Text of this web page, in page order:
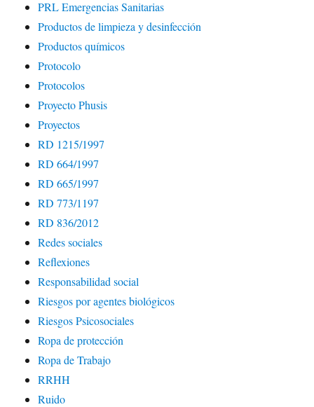
PRL Emergencias Sanitarias
Productos de limpieza y desinfección
Productos químicos
Protocolo
Protocolos
Proyecto Phusis
Proyectos
RD 1215/1997
RD 664/1997
RD 665/1997
RD 773/1197
RD 836/2012
Redes sociales
Reflexiones
Responsabilidad social
Riesgos por agentes biológicos
Riesgos Psicosociales
Ropa de protección
Ropa de Trabajo
RRHH
Ruido